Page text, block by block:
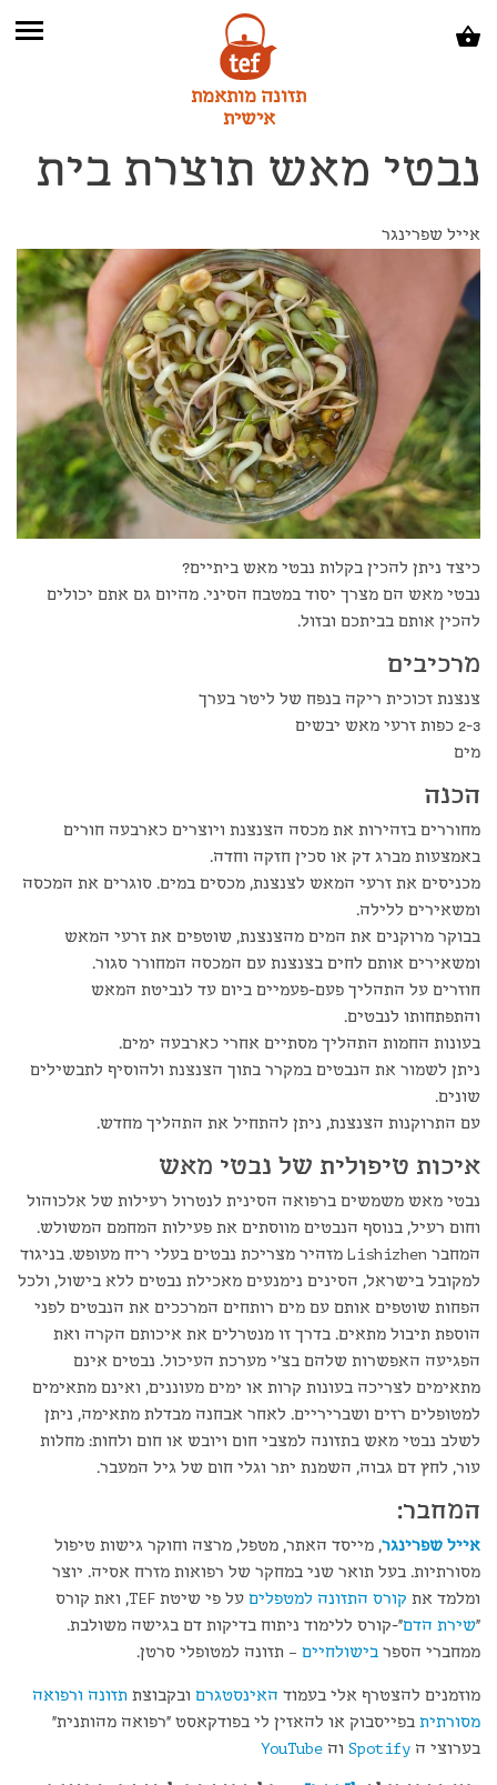
תזונה מותאמת
אישית
נבטי מאש תוצרת בית
אייל שפרינגר
כיצד ניתן להכין בקלות נבטי מאש ביתיים?
נבטי מאש הם מצרך יסוד במטבח הסיני. מהיום גם אתם יכולים
להכין אותם בביתכם ובזול.
מרכיבים
צנצנת זכוכית ריקה בנפח של ליטר בערך
2-3 כפות זרעי מאש יבשים
מים
הכנה
מחוררים בזהירות את מכסה הצנצנת ויוצרים כארבעה חורים
באמצעות מברג דק או סכין חזקה וחדה.
מכניסים את זרעי המאש לצנצנת, מכסים במים. סוגרים את המכסה
ומשאירים ללילה.
בבוקר מרוקנים את המים מהצנצנת, שוטפים את זרעי המאש
ומשאירים אותם לחים בצנצנת עם המכסה המחורר סגור.
חוזרים על התהליך פעם-פעמיים ביום עד לנביטת המאש
והתפתחותו לנבטים.
בעונות החמות התהליך מסתיים אחרי כארבעה ימים.
ניתן לשמור את הנבטים במקרר בתוך הצנצנת ולהוסיף לתבשילים
שונים.
עם התרוקנות הצנצנת, ניתן להתחיל את התהליך מחדש.
איכות טיפולית של נבטי מאש
נבטי מאש משמשים ברפואה הסינית לנטרול רעילות של אלכוהול
וחום רעיל, בנוסף הנבטים מווסתים את פעילות המחמם המשולש.
המחבר Lishizhen מזהיר מצריכת נבטים בעלי ריח מעופש. בניגוד
למקובל בישראל, הסינים נימנעים מאכילת נבטים ללא בישול, ולכל
הפחות שוטפים אותם עם מים רותחים המרככים את הנבטים לפני
הוספת תיבול מתאים. בדרך זו מנטרלים את איכותם הקרה ואת
הפגיעה האפשרות שלהם בצ'י מערכת העיכול. נבטים אינם
מתאימים לצריכה בעונות קרות או ימים מעוננים, ואינם מתאימים
למטופלים רזים ושבריריים. לאחר אבחנה מבדלת מתאימה, ניתן
לשלב נבטי מאש בתזונה למצבי חום ויובש או חום ולחות: מחלות
עור, לחץ דם גבוה, השמנת יתר וגלי חום של גיל המעבר.
המחבר:
אייל שפרינגר, מייסד האתר, מטפל, מרצה וחוקר גישות טיפול
מסורתיות. בעל תואר שני במחקר של רפואות מזרח אסיה. יוצר
ומלמד את קורס התזונה למטפלים
על פי שיטת TEF, ואת קורס
"שירת הדם"-קורס ללימוד ניתוח בדיקות דם בגישה משולבת.
ממחברי הספר בישולחיים – תזונה למטופלי סרטן.
מוזמנים להצטרף אלי בעמוד האינסטגרם ובקבוצת תזונה ורפואה
מסורתית בפייסבוק או להאזין לי בפודקאסט "רפואה מהותנית"
בערוצי ה Spotify וה YouTube